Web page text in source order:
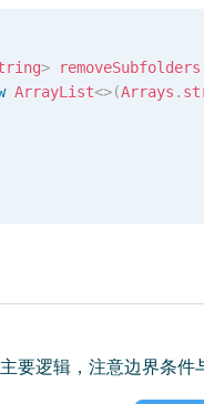
> removeSubfolders
ArrayList<>(Arrays .
要逻辑，注意边界条件